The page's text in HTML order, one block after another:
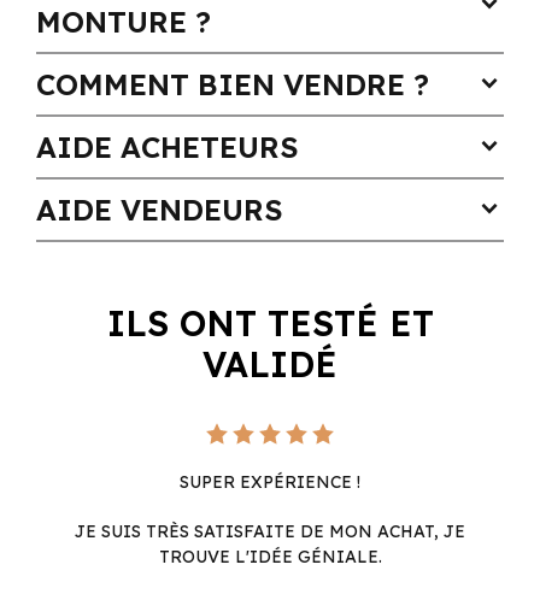
MONTURE ?
COMMENT BIEN VENDRE ? expand_more
AIDE ACHETEURS expand_more
AIDE VENDEURS expand_more
ILS ONT TESTÉ ET
VALIDÉ
SUPER EXPÉRIENCE !
JE SUIS TRÈS SATISFAITE DE MON ACHAT, JE
TROUVE L'IDÉE GÉNIALE.